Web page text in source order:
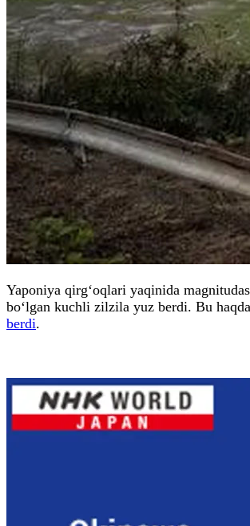
Yaponiya qirg‘oqlari yaqinida
bo‘lgan kuchli zilzila yuz berdi. Bu
berdi.